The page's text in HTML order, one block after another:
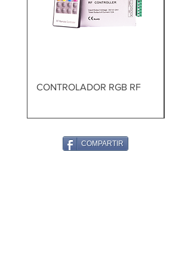
CONTROLADOR RGB RF
COMPARTIR